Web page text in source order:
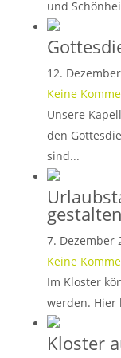
und
12.
Keine
Unsere
den
sind...
gestalten
7. Dezember
Keine
Im Kloster
werden. Hier
Kloster